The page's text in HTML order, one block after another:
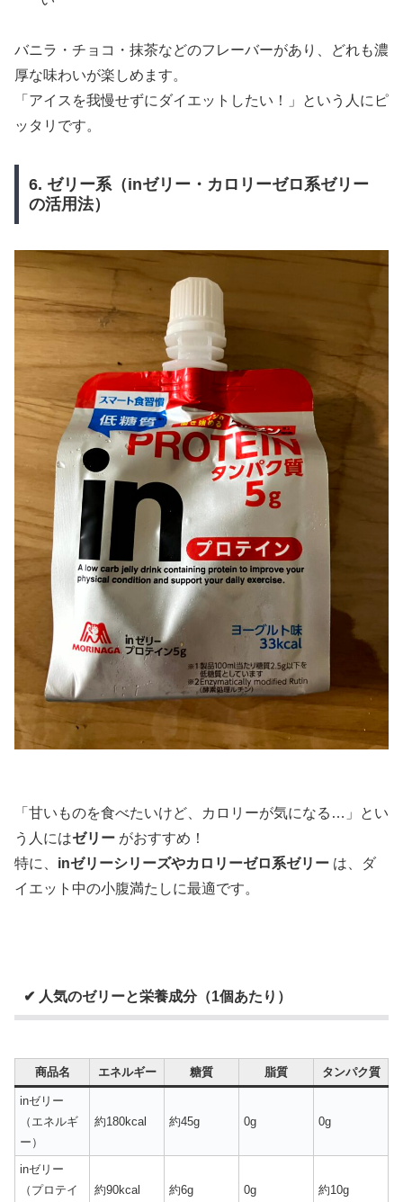
バニラ・チョコ・抹茶などのフレーバーがあり、どれも濃
厚な味わいが楽しめます。
「アイスを我慢せずにダイエットしたい！」という人にピ
ッタリです。
6. ゼリー系（inゼリー・カロリーゼロ系ゼリー
の活用法）
「甘いものを食べたいけど、カロリーが気になる…」とい
う人にはゼリー がおすすめ！
特に、 inゼリーシリーズやカロリーゼロ系ゼリー は、ダ
イエット中の小腹満たしに最適です。
✔ 人気のゼリーと栄養成分（1個あたり）
商品名 エネルギー 糖質 脂質 タンパク質
inゼリー
（エネルギ
ー）
約180kcal 約45g 0g 0g
inゼリー
（プロテイ
約90kcal 約6g 0g 約10g